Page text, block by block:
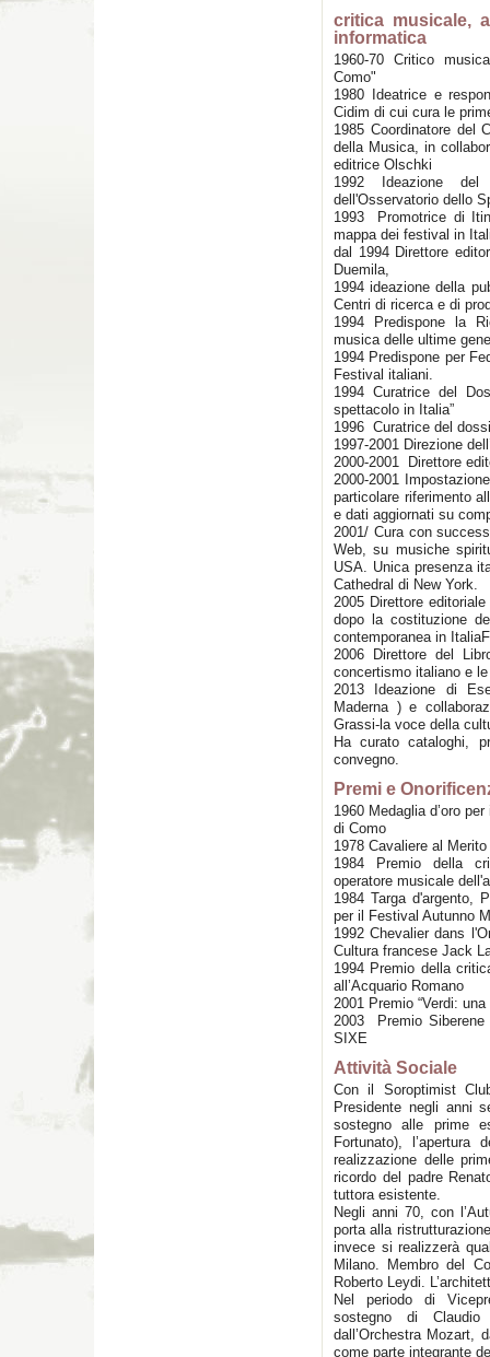
critica musicale,
informatica
1960-70 Critico
Como"
1980 Ideatrice e
Cidim di cui cura le
1985 Coordinatore del
della Musica, in
editrice Olschki
1992 Ideazione
dell'Osservatorio dello
1993 Promotrice di
mappa dei festival in
dal 1994 Direttore
Duemila,
1994 ideazione della
Centri di ricerca e di
1994 Predispone la
musica delle ultime
1994 Predispone per
Festival italiani.
1994 Curatrice del
spettacolo in Italia”
1996 Curatrice del
1997-2001 Direzione
2000-2001 Direttore
2000-2001
particolare riferimento
e dati aggiornati su
2001/ Cura con
Web, su musiche
USA. Unica presenza
Cathedral di New York.
2005 Direttore
dopo la costituzione
contemporanea in
2006 Direttore del
concertismo italiano e
2013 Ideazione di
Maderna ) e
Grassi-la voce della
Ha curato cataloghi,
convegno.
Premi e
1960 Medaglia d’oro
di Como
1978 Cavaliere al
1984 Premio della
operatore musicale
1984 Targa d'argento,
per il Festival Autunno
1992 Chevalier dans
Cultura francese Jack
1994 Premio della
all’Acquario Romano
2001 Premio “Verdi:
2003 Premio Siberene
SIXE
Attività Sociale
Con il Soroptimist
Presidente negli anni
sostegno alle prime
Fortunato),
realizzazione delle
ricordo del padre
tuttora esistente.
Negli anni 70, con
porta alla
invece si realizzerà
Milano. Membro del
Roberto Leydi.
Nel periodo di
sostegno di
dall’Orchestra Mozart,
come parte integrante